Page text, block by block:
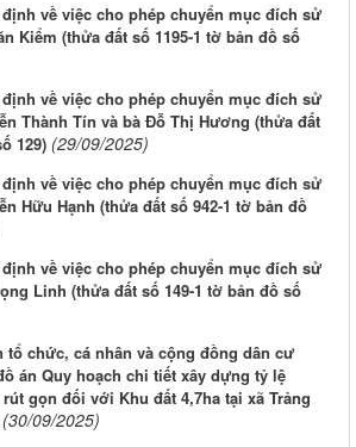
về việc cho phép chuyển mục đích sử
Kiểm (thửa đất số 1195-1 tờ bản đồ số
về việc cho phép chuyển mục đích sử
Thành Tín và bà Đỗ Thị Hương (thửa đất
129) (29/09/2025)
về việc cho phép chuyển mục đích sử
Hữu Hạnh (thửa đất số 942-1 tờ bản đồ
về việc cho phép chuyển mục đích sử
Linh (thửa đất số 149-1 tờ bản đồ số
tổ chức, cá nhân và cộng đồng dân cư
án Quy hoạch chi tiết xây dựng tỷ lệ
gọn đối với Khu đất 4,7ha tại xã Trảng
(30/09/2025)